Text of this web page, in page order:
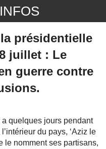
présidentielle
juillet : Le
guerre contre
a quelques jours pendant
du pays, ‘Aziz le
le nomment ses partisans,